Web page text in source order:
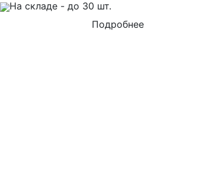
На складе- до 30 шт.
Подробнее